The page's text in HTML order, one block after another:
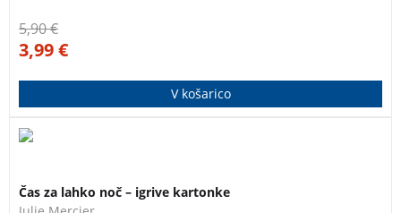
5,90€
3,99€
V košarico
trdno spiš.
Čas za lahko noč – igrive kartonke